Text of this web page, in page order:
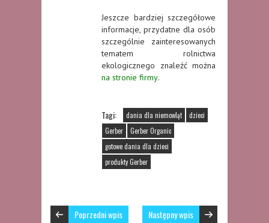
Jeszcze bardziej szczegółowe
informacje, przydatne dla osób
szczególnie zainteresowanych
tematem rolnictwa
ekologicznego znaleźć można
na stronie firmy.
Tagi: dania dla niemowląt
dzieci
Gerber
Gerber Organic
gotowe dania dla dzieci
produkty Gerber
Poprzedni wpis Następny wpis